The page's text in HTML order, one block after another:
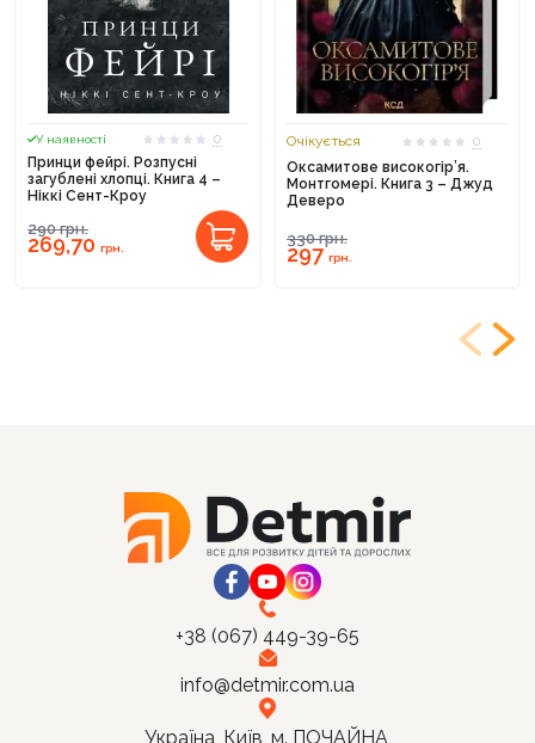
У наявності
0
Принци фейрі. Розпусні
загублені хлопці. Книга 4 –
Ніккі Сент-Кроу
290грн.
269,70 грн.
Очікується
0
Оксамитове високогір’я.
Монтгомері. Книга 3 – Джуд
Деверо
330грн.
297грн.
+38 (067) 449-39-65
info@detmir.com.ua
Україна, Київ, м. ПОЧАЙНА,